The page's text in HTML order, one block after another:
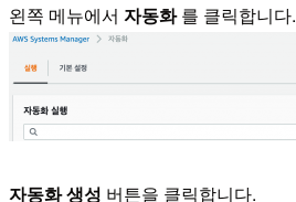
왼쪽 메뉴에서 자동화를 클릭합니다.
자동화 생성 버튼을 클릭합니다.